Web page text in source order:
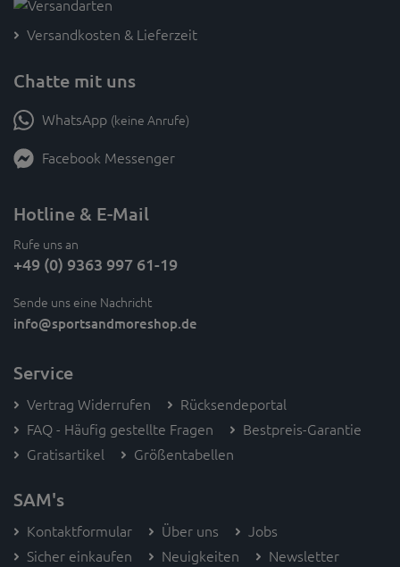
Versandkosten & Lieferzeit
Chatte mit uns
WhatsApp (keine Anrufe)
Facebook Messenger
Hotline & E-Mail
Rufe uns an
+49 (0) 9363 997 61-19
Sende uns eine Nachricht
info@sportsandmoreshop.de
Service
Vertrag Widerrufen
Rücksendeportal
FAQ - Häufig gestellte Fragen
Bestpreis-Garantie
Gratisartikel
Größentabellen
SAM's
Kontaktformular Über uns
Jobs
Sicher einkaufen
Neuigkeiten
Newsletter